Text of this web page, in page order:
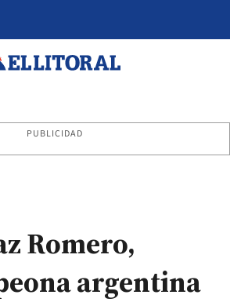
PUBLICIDAD
Romero,
argentina